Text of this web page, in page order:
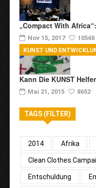
„Compact With
Nov 15, 2017 10548
Kann Die KUNST
Mai 21, 2015 8652
KUNST UND
TAGS (FILTER)
2014 Afrika
Clean Clothes
Entschuldung